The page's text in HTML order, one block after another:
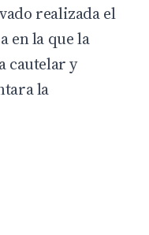
realizada el
en la que la
cautelar y
la